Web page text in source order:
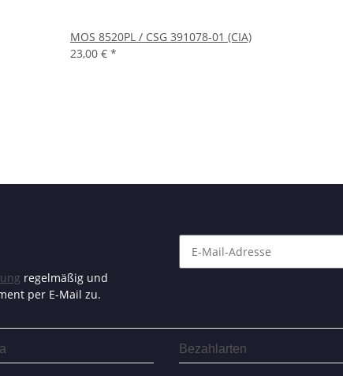
MOS 8520PL / CSG 391078-01 (CIA)
23,00 € *
regelmäßig und
per E-Mail zu.
Bezahlarten